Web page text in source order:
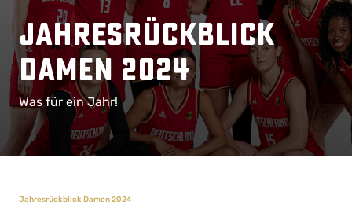
Jahresrückblick
Damen 2024
Was für ein Jahr!
Jahresrückblick Damen 2024